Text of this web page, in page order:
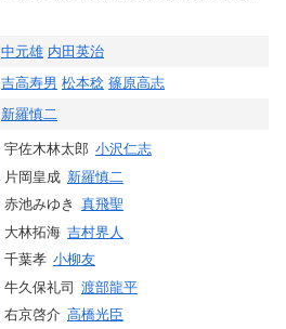
中元雄 内田英治
吉高寿男 松本稔 篠原高志
新羅慎二
宇佐木林太郎 小沢仁志
片岡皇成 新羅慎二
赤池みゆき 真飛聖
大林拓海 吉村界人
千葉孝 小柳友
牛久保礼司 渡部龍平
右京啓介 高橋光臣